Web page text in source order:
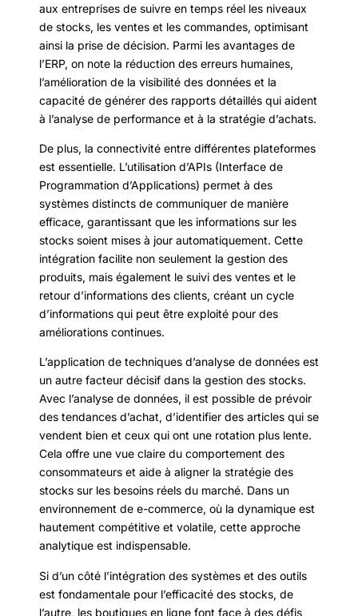
aux entreprises de suivre en temps réel les niveaux
de stocks, les ventes et les commandes, optimisant
ainsi la prise de décision. Parmi les avantages de
l’ERP, on note la réduction des erreurs humaines,
l’amélioration de la visibilité des données et la
capacité de générer des rapports détaillés qui aident
à l’analyse de performance et à la stratégie d’achats.
De plus, la connectivité entre différentes plateformes
est essentielle. L’utilisation d’APIs (Interface de
Programmation d’Applications) permet à des
systèmes distincts de communiquer de manière
efficace, garantissant que les informations sur les
stocks soient mises à jour automatiquement. Cette
intégration facilite non seulement la gestion des
produits, mais également le suivi des ventes et le
retour d’informations des clients, créant un cycle
d’informations qui peut être exploité pour des
améliorations continues.
L’application de techniques d’analyse de données est
un autre facteur décisif dans la gestion des stocks.
Avec l’analyse de données, il est possible de prévoir
des tendances d’achat, d’identifier des articles qui se
vendent bien et ceux qui ont une rotation plus lente.
Cela offre une vue claire du comportement des
consommateurs et aide à aligner la stratégie des
stocks sur les besoins réels du marché. Dans un
environnement de e-commerce, où la dynamique est
hautement compétitive et volatile, cette approche
analytique est indispensable.
Si d’un côté l’intégration des systèmes et des outils
est fondamentale pour l’efficacité des stocks, de
l’autre, les boutiques en ligne font face à des défis